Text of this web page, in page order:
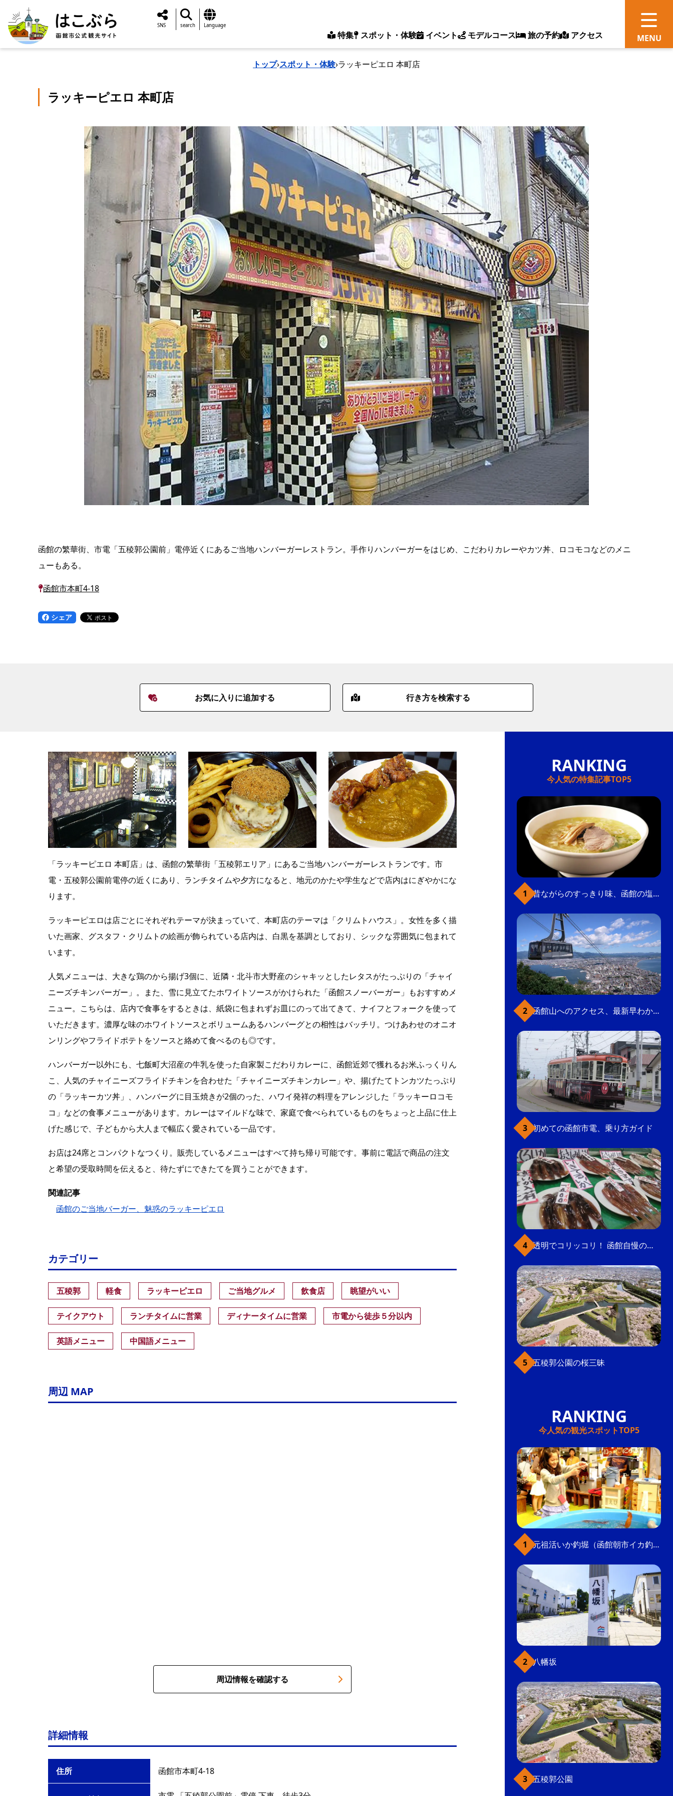
特集 スポット・体験 イベント モデルコース 旅の予約 アクセス
SNS search Language
トップ›スポット・体験›ラッキーピエロ 本町店
ラッキーピエロ 本町店
函館の繁華街、市電「五稜郭公園前」電停近くにあるご当地ハンバーガーレストラン。手作りハンバーガーをはじめ、こだわりカレーやカツ丼、ロコモコなどのメニ
ューもある。
函館市本町4-18
シェア
お気に入りに追加する 行き方を検索する
「ラッキーピエロ 本町店」は、函館の繁華街「五稜郭エリア」にあるご当地ハンバーガーレストランです。市
電・五稜郭公園前電停の近くにあり、ランチタイムや夕方になると、地元のかたや学生などで店内はにぎやかにな
ります。
ラッキーピエロは店ごとにそれぞれテーマが決まっていて、本町店のテーマは「クリムトハウス」。女性を多く描
いた画家、グスタフ・クリムトの絵画が飾られている店内は、白黒を基調としており、シックな雰囲気に包まれて
います。
人気メニューは、大きな鶏のから揚げ3個に、近隣・北斗市大野産のシャキッとしたレタスがたっぷりの「チャイ
ニーズチキンバーガー」。また、雪に見立てたホワイトソースがかけられた「函館スノーバーガー」もおすすめメ
ニュー。こちらは、店内で食事をするときは、紙袋に包まれずお皿にのって出てきて、ナイフとフォークを使って
いただきます。濃厚な味のホワイトソースとボリュームあるハンバーグとの相性はバッチリ。つけあわせのオニオ
ンリングやフライドポテトをソースと絡めて食べるのも◎です。
ハンバーガー以外にも、七飯町大沼産の牛乳を使った自家製こだわりカレーに、函館近郊で獲れるお米ふっくりん
こ、人気のチャイニーズフライドチキンを合わせた「チャイニーズチキンカレー」や、揚げたてトンカツたっぷり
の「ラッキーカツ丼」、ハンバーグに目玉焼きが2個のった、ハワイ発祥の料理をアレンジした「ラッキーロコモ
コ」などの食事メニューがあります。カレーはマイルドな味で、家庭で食べられているものをちょっと上品に仕上
げた感じで、子どもから大人まで幅広く愛されている一品です。
お店は24席とコンパクトなつくり。販売しているメニューはすべて持ち帰り可能です。事前に電話で商品の注文
と希望の受取時間を伝えると、待たずにできたてを買うことができます。
関連記事
函館のご当地バーガー、魅惑のラッキーピエロ
カテゴリー
五稜郭 軽食 ラッキーピエロ ご当地グルメ 飲食店 眺望がいい
テイクアウト ランチタイムに営業 ディナータイムに営業 市電から徒歩５分以内
英語メニュー 中国語メニュー
周辺 MAP
周辺情報を確認する
詳細情報
住所 函館市本町4-18
今人気の特集記事TOP5
昔ながらのすっきり味、函館の塩ラーメン
函館山へのアクセス、最新早わかりガイド
初めての函館市電、乗り方ガイド
透明でコリッコリ！ 函館自慢のいかをどうぞ
五稜郭公園の桜三昧
今人気の観光スポットTOP5
元祖活いか釣堀（函館朝市イカ釣り体験）
八幡坂
五稜郭公園